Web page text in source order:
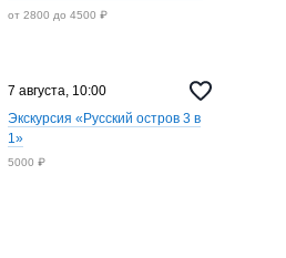
от 2800 до 4500 ₽
7 августа, 10:00
Экскурсия «Русский остров 3 в
1»
5000 ₽